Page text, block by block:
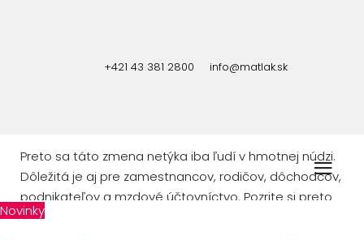
+421 43 381 2800 info@matlak.sk
Novinky
prvý pohľad ide len o jednu zákonom stanovenú
Preto sa táto zmena netýka iba ľudí v hmotnej núdzi.
Dôležitá je aj pre zamestnancov, rodičov, dôchodcov,
podnikateľov a mzdové účtovníctvo. Pozrite si preto
prehľad zmien.